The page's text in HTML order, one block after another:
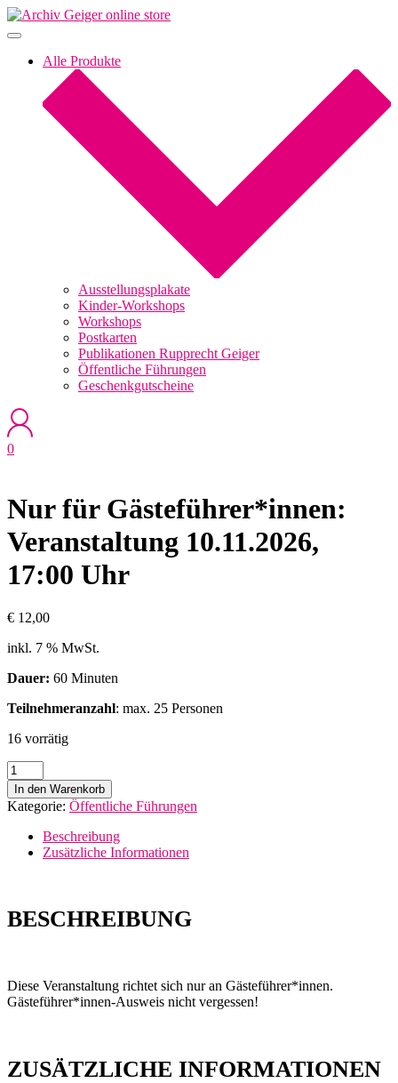
Skip
to
Alle Produkte
Ausstellungsplakate
Kinder-Workshops
Workshops
Postkarten
Publikationen Rupprecht Geiger
Öffentliche Führungen
Geschenkgutscheine
0
Nur für Gästeführer*innen:
Veranstaltung 10.11.2026,
17:00 Uhr
€ 12,00
inkl. 7 % MwSt.
Dauer: 60 Minuten
Teilnehmeranzahl: max. 25 Personen
16 vorrätig
Nur
für
Gästeführer*innen:
Veranstaltung
10.11.2026,
17:00
In den Warenkorb
Kategorie: Öffentliche Führungen
Beschreibung
Zusätzliche Informationen
BESCHREIBUNG
Diese Veranstaltung richtet sich nur an Gästeführer*innen.
Gästeführer*innen-Ausweis nicht vergessen!
ZUSÄTZLICHE INFORMATIONEN